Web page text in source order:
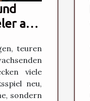
an
teuren
viele
neu,
sondern